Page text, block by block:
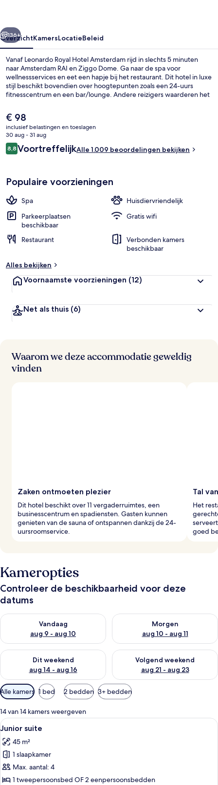
Volgende
136+
OverzichtKamersLocatieBeleid
Vanaf Leonardo Royal Hotel Amsterdam rijd in slechts 5 minuten
naar Amsterdam RAI en Ziggo Dome. Ga naar de spa voor
wellnessservices en eet een hapje bij het restaurant. Dit hotel in luxe
stijl beschikt bovendien over hoogtepunten zoals een 24-uurs
fitnesscentrum en een bar/lounge. Andere reizigers waarderen het
van het openbaar vervoer: het is 3 minuten lopen naar Station
Overamstel en 13 minuten naar Station Spaklerweg.
De
huidige
prijs
is
€ 98
€ 98
inclusief belastingen en toeslagen
30 aug - 31 aug
Beoordelingen
8,88,8 op 10 –
VoortreffelijkAlle 1.009 beoordelingen bekijken
Populaire voorzieningen
Spa
Huisdiervriendelijk
Parkeerplaatsen
beschikbaar
Gratis wifi
Restaurant
Verbonden kamers
beschikbaar
Alles bekijken
Voornaamste voorzieningen (12)
Net als thuis (6)
Waarom we deze accommodatie geweldig
vinden
Zaken ontmoeten plezier
Dit hotel beschikt over 11 vergaderruimtes, een
businesscentrum en spadiensten. Gasten kunnen
genieten van de sauna of ontspannen dankzij de 24-
uursroomservice.
Tal
Het
goed
Kameropties
Controleer de beschikbaarheid voor deze
datums
Vandaag
aug 9 - aug 10
De beschikbaarheid controleren voor vanavond aug 9 - aug
Morgen
aug 10 - aug 11
De beschikbaarheid
Dit weekend
aug 14 - aug 16
De beschikbaarheid controleren voor dit weekend aug 14 -
Volgend weekend
aug 21 - aug 23
De beschikbaarheid
Beschikbare
filters
voor
kamers
Alle kamers 1 bed 2 bedden 3+ bedden
14 van 14 kamers weergeven
Alle
foto's
voor
Junior
suite
laden
Hotelkamer met een zithoek, een
8
Junior suite
45 m²
1 slaapkamer
Max. aantal: 4
1 tweepersoonsbed OF 2 eenpersoonsbedden